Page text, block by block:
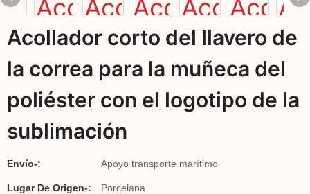
Acollador corto del llavero de
la correa para la muñeca del
poliéster con el logotipo de la
sublimación
Envío-: Apoyo transporte marítimo
Lugar De Origen-: Porcelana